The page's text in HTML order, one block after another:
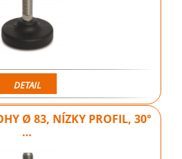
DETAIL
Ø 83, NÍZKY PROFIL, 30°
…